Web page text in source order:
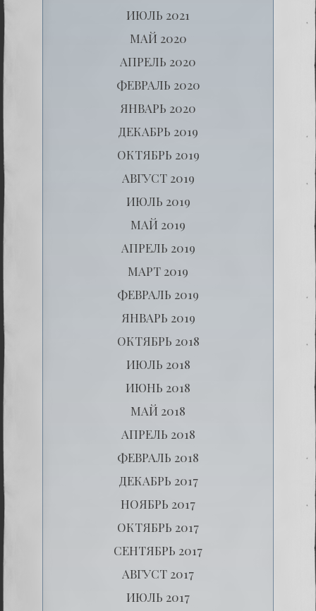
ИЮЛЬ 2021
МАЙ 2020
АПРЕЛЬ 2020
ФЕВРАЛЬ 2020
ЯНВАРЬ 2020
ДЕКАБРЬ 2019
ОКТЯБРЬ 2019
АВГУСТ 2019
ИЮЛЬ 2019
МАЙ 2019
АПРЕЛЬ 2019
МАРТ 2019
ФЕВРАЛЬ 2019
ЯНВАРЬ 2019
ОКТЯБРЬ 2018
ИЮЛЬ 2018
ИЮНЬ 2018
МАЙ 2018
АПРЕЛЬ 2018
ФЕВРАЛЬ 2018
ДЕКАБРЬ 2017
НОЯБРЬ 2017
ОКТЯБРЬ 2017
СЕНТЯБРЬ 2017
АВГУСТ 2017
ИЮЛЬ 2017